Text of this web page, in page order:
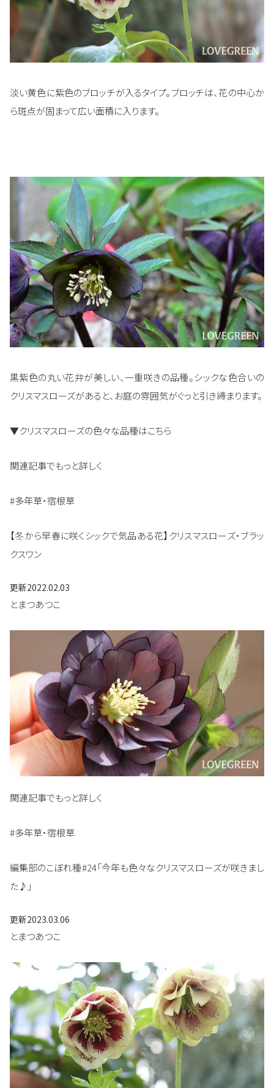
淡い黄色に紫色のブロッチが入るタイプ。ブロッチは、花の中心か
ら斑点が固まって広い面積に入ります。
黒紫色の丸い花弁が美しい、一重咲きの品種。シックな色合いの
クリスマスローズがあると、お庭の雰囲気がぐっと引き締まります。
▼クリスマスローズの色々な品種はこちら
関連記事でもっと詳しく
#多年草・宿根草
【冬から早春に咲くシックで気品ある花】クリスマスローズ・ブラッ
クスワン
更新2022.02.03
とまつあつこ
関連記事でもっと詳しく
#多年草・宿根草
編集部のこぼれ種#24「今年も色々なクリスマスローズが咲きまし
た♪」
更新2023.03.06
とまつあつこ